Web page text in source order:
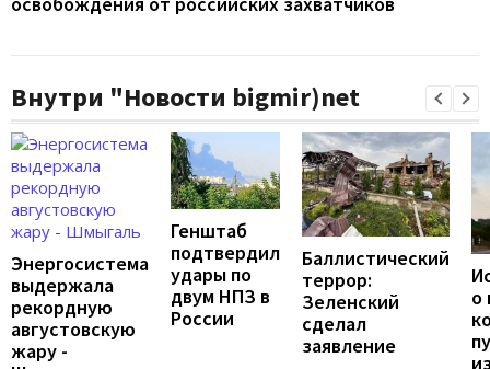
Внутри "Новости bigmir)net
Энергосистема
выдержала
рекордную
августовскую
жару -
Генштаб
подтвердил
удары по
двум НПЗ в
России
Баллистический
террор:
Зеленский
сделал
заявление
о